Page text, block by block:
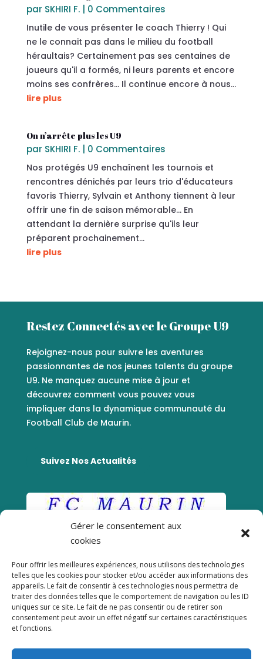
Gérer le consentement aux
cookies
Pour offrir les meilleures expériences, nous utilisons des technologies
telles que les cookies pour stocker et/ou accéder aux informations des
appareils. Le fait de consentir à ces technologies nous permettra de
traiter des données telles que le comportement de navigation ou les ID
uniques sur ce site. Le fait de ne pas consentir ou de retirer son
consentement peut avoir un effet négatif sur certaines caractéristiques
et fonctions.
par SKHIRI F.| 0 Commentaires
Inutile de vous présenter le coach Thierry ! Qui
ne le connait pas dans le milieu du football
héraultais? Certainement pas ses centaines de
joueurs qu'il a formés, ni leurs parents et encore
moins ses confrères... Il continue encore à nous...
lire plus
On n’arrête plus les U9
par SKHIRI F.| 0 Commentaires
Nos protégés U9 enchaînent les tournois et
rencontres dénichés par leurs trio d'éducateurs
favoris Thierry, Sylvain et Anthony tiennent à leur
offrir une fin de saison mémorable… En
attendant la dernière surprise qu'ils leur
préparent prochainement...
lire plus
Restez Connectés avec le Groupe U9
Rejoignez-nous pour suivre les aventures
passionnantes de nos jeunes talents du groupe
U9. Ne manquez aucune mise à jour et
découvrez comment vous pouvez vous
impliquer dans la dynamique communauté du
Football Club de Maurin.
Suivez Nos Actualités